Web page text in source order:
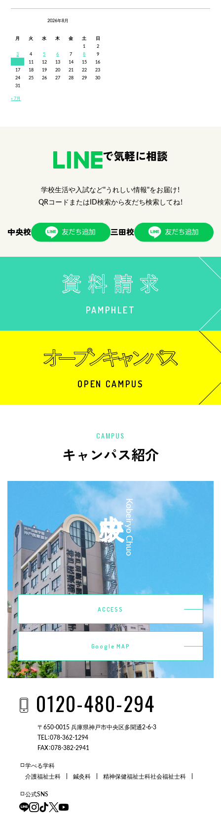
2026年8月
月 火 水 木 金 土
日
1
2
3
4 5 6 7 8
9
11 12 13 14 15
16
17
18 19 20 21 22
23
24
25 26 27 28 29
30
31
« 7月
で気軽に相談
学校生活や入試など"うれしい情報"をお届け！
QRコードまたはID検索から友だち検索してね！
中央校 三田校
PAMPHLET
OPEN CAMPUS
CAMPUS
キャンパス紹介
Kobeiryo Chuo
ACCESS
Google MAP
0120-480-294
〒650-0015 兵庫県神戸市中央区多聞通2-6-3
TEL：078-362-1294
FAX：078-382-2941
学べる学科
介護福祉士科
鍼灸科 精神保健福祉士科社会福祉士科
公式SNS